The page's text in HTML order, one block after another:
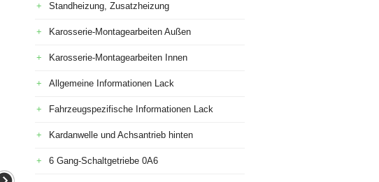
Standheizung, Zusatzheizung
Karosserie-Montagearbeiten Außen
Karosserie-Montagearbeiten Innen
Allgemeine Informationen Lack
Fahrzeugspezifische Informationen Lack
Kardanwelle und Achsantrieb hinten
6 Gang-Schaltgetriebe 0A6